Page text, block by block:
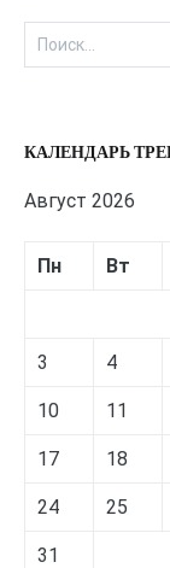
Найти:
КАЛЕНДАРЬ
Август 2026
Пн Вт
3 4
10 11
17 18
24 25
31